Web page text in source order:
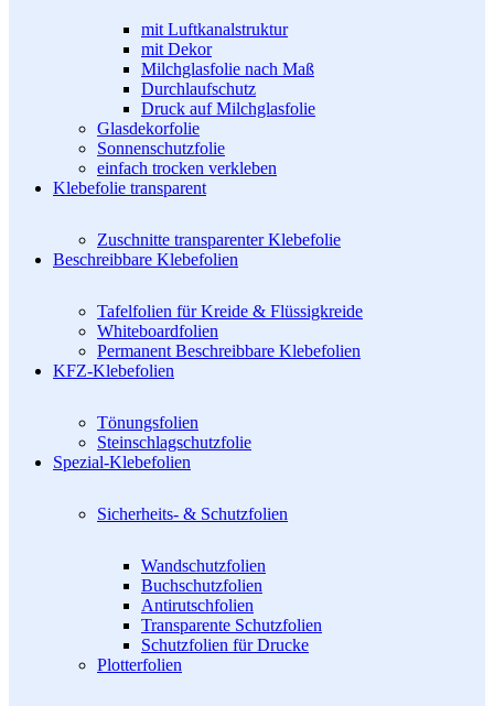
mit Luftkanalstruktur
mit Dekor
Milchglasfolie nach Maß
Durchlaufschutz
Druck auf Milchglasfolie
Glasdekorfolie
Sonnenschutzfolie
einfach trocken verkleben
Klebefolie transparent
Zuschnitte transparenter Klebefolie
Beschreibbare Klebefolien
Tafelfolien für Kreide & Flüssigkreide
Whiteboardfolien
Permanent Beschreibbare Klebefolien
KFZ-Klebefolien
Tönungsfolien
Steinschlagschutzfolie
Spezial-Klebefolien
Sicherheits- & Schutzfolien
Wandschutzfolien
Buchschutzfolien
Antirutschfolien
Transparente Schutzfolien
Schutzfolien für Drucke
Plotterfolien